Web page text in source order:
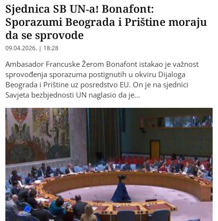
Sjednica SB UN-a! Bonafont:
Sporazumi Beograda i Prištine moraju
da se sprovode
09.04.2026. | 18:28
Ambasador Francuske Žerom Bonafont istakao je važnost
sprovođenja sporazuma postignutih u okviru Dijaloga
Beograda i Prištine uz posredstvo EU. On je na sjednici
Savjeta bezbjednosti UN naglasio da je…